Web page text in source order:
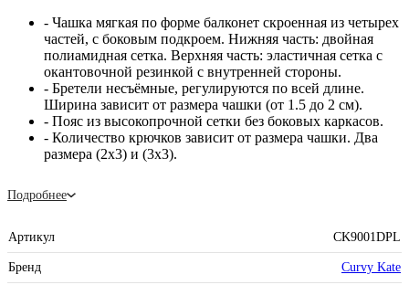
- Чашка мягкая по форме балконет скроенная из четырех
частей, с боковым подкроем. Нижняя часть: двойная
полиамидная сетка. Верхняя часть: эластичная сетка с
окантовочной резинкой с внутренней стороны.
- Бретели несъёмные, регулируются по всей длине.
Ширина зависит от размера чашки (от 1.5 до 2 см).
- Пояс из высокопрочной сетки без боковых каркасов.
- Количество крючков зависит от размера чашки. Два
размера (2х3) и (3х3).
Подробнее
Артикул CK9001DPL
Бренд Curvy Kate